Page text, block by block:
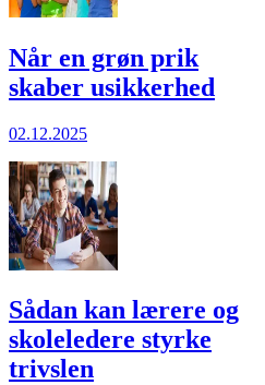
Når en grøn prik
skaber usikkerhed
02.12.2025
Sådan kan lærere og
skole­ledere styrke
trivslen